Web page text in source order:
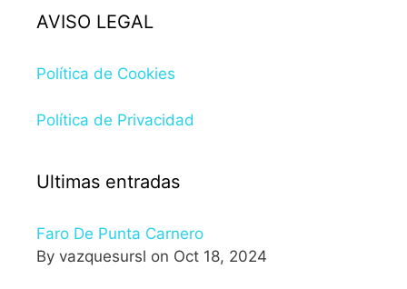
AVISO LEGAL
Política de Cookies
Política de Privacidad
Ultimas entradas
Faro De Punta Carnero
By vazquesursl on Oct 18, 2024